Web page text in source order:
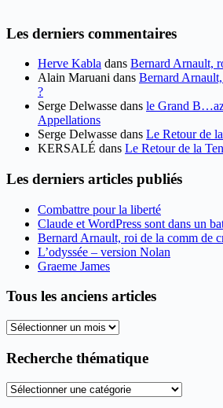
Les derniers commentaires
Herve Kabla dans Bernard Arnault,
Alain Maruani dans Bernard
?
Serge Delwasse dans le Grand
Appellations
Serge Delwasse dans Le Retour de
KERSALÉ dans Le Retour de la
Les derniers articles publiés
Combattre pour la liberté
Claude et WordPress sont dans un
Bernard Arnault, roi de la comm de
L’odyssée – version Nolan
Graeme James
Tous les anciens articles
Tous
anciens
Recherche thématique
Recherche